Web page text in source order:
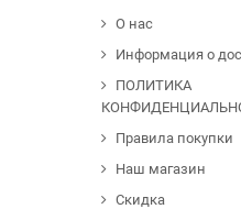
О нас
Информация о
ПОЛИТИКА
Правила покупки
Наш магазин
Скидка